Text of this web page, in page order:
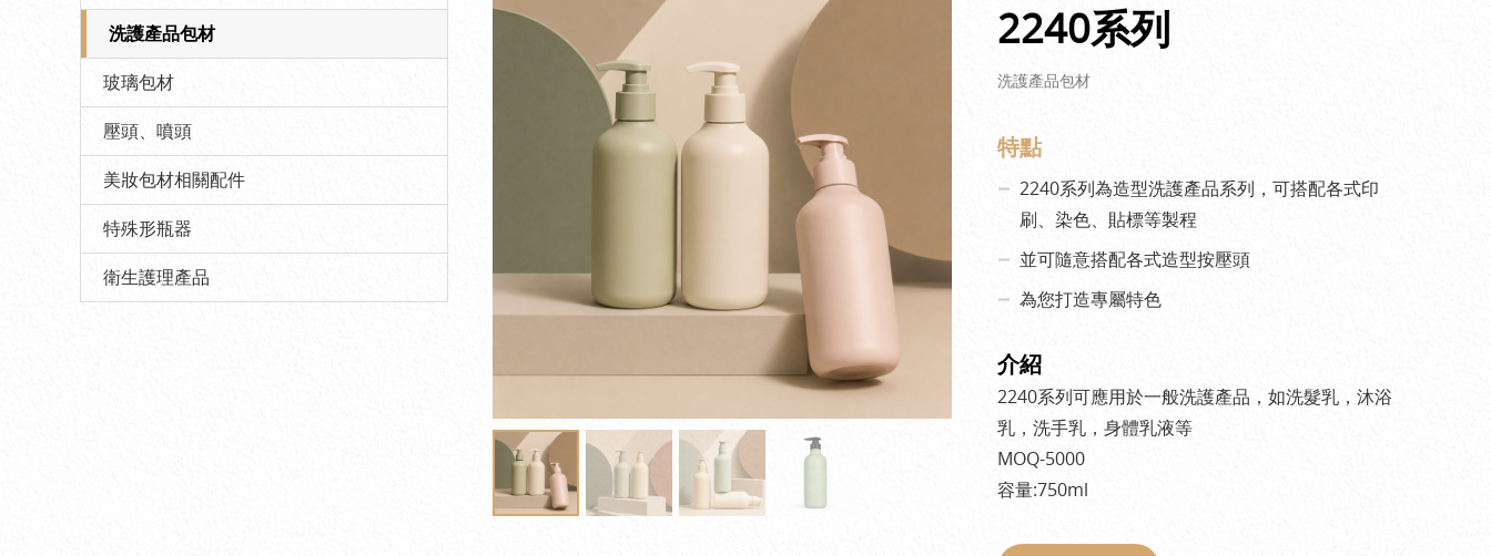
洗護產品包材
玻璃包材
壓頭、噴頭
美妝包材相關配件
特殊形瓶器
衛生護理產品
2240系列
洗護產品包材
特點
2240系列為造型洗護產品系列，可搭配各式印
刷、染色、貼標等製程
並可隨意搭配各式造型按壓頭
為您打造專屬特色
介紹
2240系列可應用於一般洗護產品，如洗髮乳，沐浴
乳，洗手乳，身體乳液等
MOQ-5000
容量:750ml